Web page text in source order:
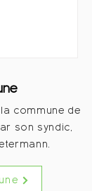
commune de
son syndic,